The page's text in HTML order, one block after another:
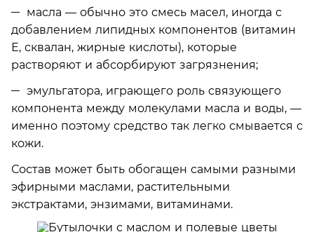
масла ­— обычно это смесь масел, иногда с
добавлением липидных компонентов (витамин
Е, сквалан, жирные кислоты), которые
растворяют и абсорбируют загрязнения;
эмульгатора, играющего роль связующего
компонента между молекулами масла и воды, —
именно поэтому средство так легко смывается с
кожи.
Состав может быть обогащен самыми разными
эфирными маслами, растительными
экстрактами, энзимами, витаминами.